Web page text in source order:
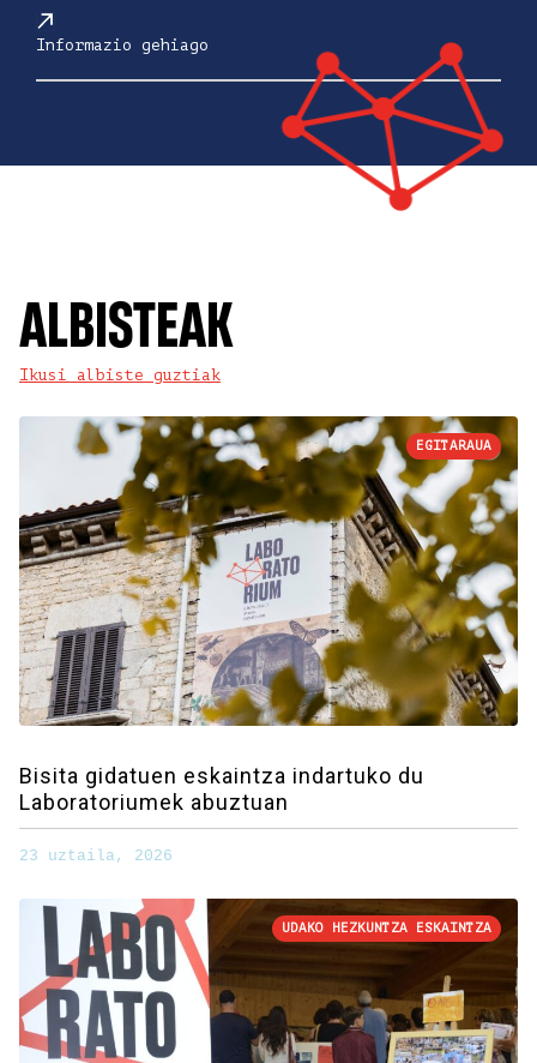
Informazio gehiago
ALBISTEAK
Ikusi albiste guztiak
EGITARAUA
Bisita gidatuen eskaintza indartuko du
Laboratoriumek abuztuan
23 uztaila, 2026
UDAKO HEZKUNTZA ESKAINTZA